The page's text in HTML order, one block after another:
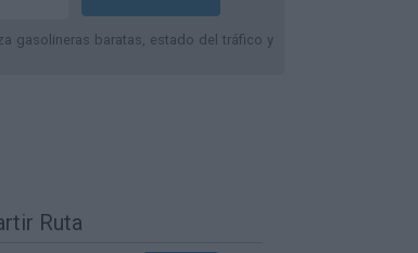
gasolineras baratas, estado del tráfico y
Ruta